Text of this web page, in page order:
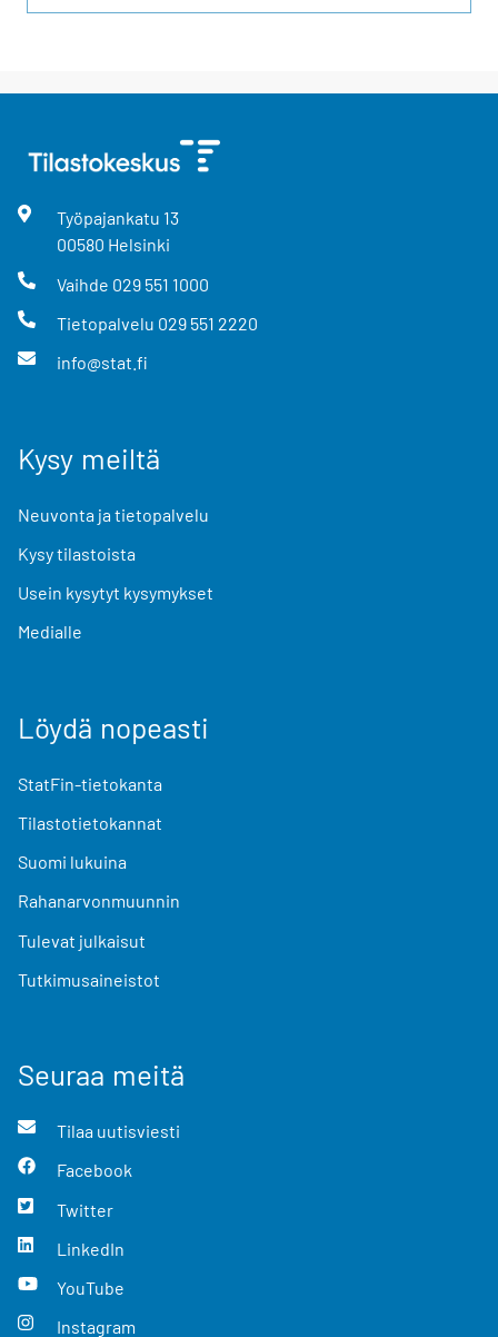
Työpajankatu 13
00580 Helsinki
Vaihde 029 551 1000
Tietopalvelu 029 551 2220
info@stat.fi
Kysy meiltä
Neuvonta ja tietopalvelu
Kysy tilastoista
Usein kysytyt kysymykset
Medialle
Löydä nopeasti
StatFin-tietokanta
Tilastotietokannat
Suomi lukuina
Rahanarvonmuunnin
Tulevat julkaisut
Tutkimusaineistot
Seuraa meitä
Tilaa uutisviesti
Facebook
Twitter
LinkedIn
YouTube
Instagram